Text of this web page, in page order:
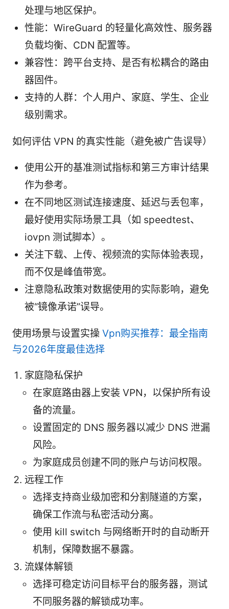
处理与地区保护。
性能：WireGuard 的轻量化高效性、服务器
负载均衡、CDN 配置等。
兼容性：跨平台支持、是否有松耦合的路由
器固件。
支持的人群：个人用户、家庭、学生、企业
级别需求。
如何评估 VPN 的真实性能（避免被广告误导）
使用公开的基准测试指标和第三方审计结果
作为参考。
在不同地区测试连接速度、延迟与丢包率，
最好使用实际场景工具（如 speedtest、
iovpn 测试脚本）。
关注下载、上传、视频流的实际体验表现，
而不仅是峰值带宽。
注意隐私政策对数据使用的实际影响，避免
被“镜像承诺”误导。
使用场景与设置实操 Vpn购买推荐：最全指南
与2026年度最佳选择
家庭隐私保护
在家庭路由器上安装 VPN，以保护所有设
备的流量。
设置固定的 DNS 服务器以减少 DNS 泄漏
风险。
为家庭成员创建不同的账户与访问权限。
远程工作
选择支持商业级加密和分割隧道的方案，
确保工作流与私密活动分离。
使用 kill switch 与网络断开时的自动断开
机制，保障数据不暴露。
流媒体解锁
选择可稳定访问目标平台的服务器，测试
不同服务器的解锁成功率。